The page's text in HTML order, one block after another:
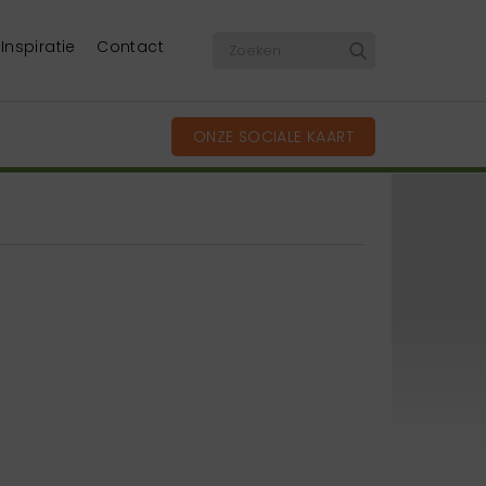
Inspiratie Contact
ONZE SOCIALE KAART